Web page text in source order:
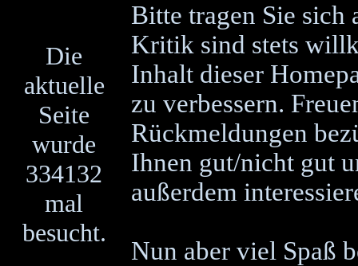
Die
aktuelle
Seite
wurde
334132
mal
besucht.
Bitte tragen Sie
Kritik sind stets
Inhalt dieser
zu verbessern.
Rückmeldungen
Ihnen gut/nicht gut
außerdem
Nun aber viel Spaß